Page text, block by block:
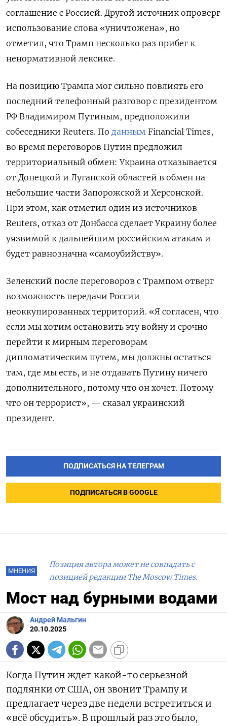
соглашение с Россией. Другой источник опроверг
использование слова «уничтожена», но
отметил, что Трамп несколько раз прибег к
ненормативной лексике.
На позицию Трампа мог сильно повлиять его
последний телефонный разговор с президентом
РФ Владимиром Путиным, предположили
собеседники Reuters. По данным Financial Times,
во время переговоров Путин предложил
территориальный обмен: Украина отказывается
от Донецкой и Луганской областей в обмен на
небольшие части Запорожской и Херсонской.
При этом, как отметил один из источников
Reuters, отказ от Донбасса сделает Украину более
уязвимой к дальнейшим российским атакам и
будет равнозначна «самоубийству».
Зеленский после переговоров с Трампом отверг
возможность передачи России
неоккупированных территорий. «Я согласен, что
если мы хотим остановить эту войну и срочно
перейти к мирным переговорам
дипломатическим путем, мы должны остаться
там, где мы есть, и не отдавать Путину ничего
дополнительного, потому что он хочет. Потому
что он террорист», — сказал украинский
президент.
ПОДПИСАТЬСЯ НА ТЕЛЕГРАМ
ПОДПИСАТЬСЯ В GOOGLE
МНЕНИЯ
Позиция автора может не совпадать с
позицией редакции The Moscow Times.
Мост над бурными водами
Андрей Мальгин
20.10.2025
Когда Путин ждет какой-то серьезной
подлянки от США, он звонит Трампу и
предлагает через две недели встретиться и
«всё обсудить». В прошлый раз это было,